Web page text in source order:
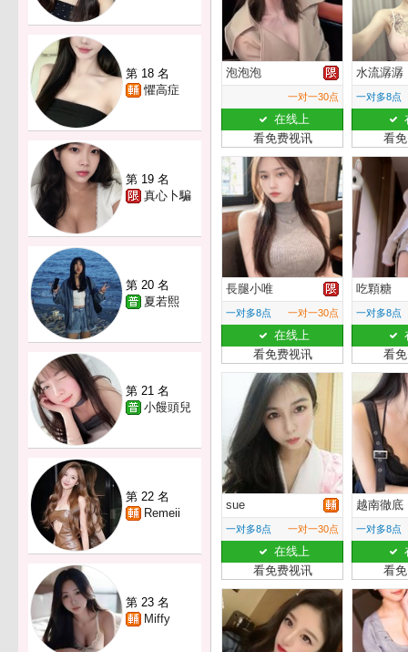
第 18 名
懼高症
第 19 名
真心卜騙
第 20 名
夏若熙
第 21 名
小饅頭兒
第 22 名
Remeii
第 23 名
Miffy
泡泡泡
一对一30点
在线上
看免费视讯
水流潺潺
一对多8点
看
長腿小唯
一对多8点 一对一30点
在线上
看免费视讯
吃顆糖
一对多8点
看
sue
一对多8点 一对一30点
在线上
看免费视讯
越南徹底
一对多8点
看